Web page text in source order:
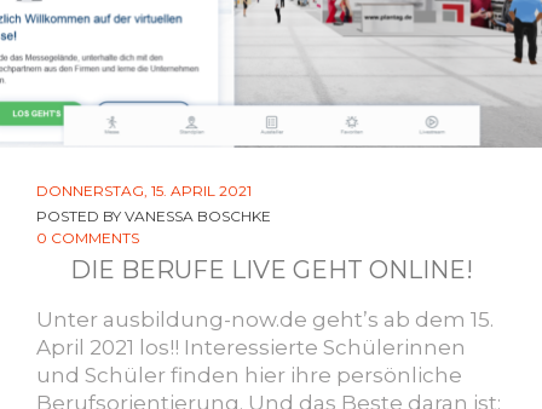
DONNERSTAG, 15. APRIL 2021
POSTED BY VANESSA BOSCHKE
0 COMMENTS
DIE BERUFE LIVE GEHT ONLINE!
Unter ausbildung-now.de geht’s ab dem 15.
April 2021 los!! Interessierte Schülerinnen
und Schüler finden hier ihre persönliche
Berufsorientierung. Und das Beste daran ist: